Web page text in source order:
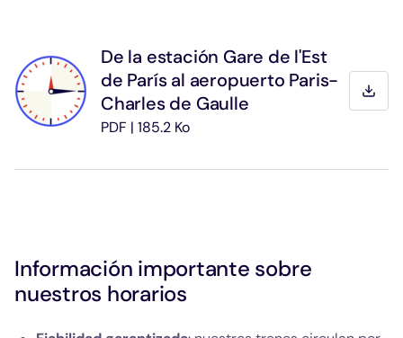
De la estación Gare de l'Est
de París al aeropuerto Paris-
Charles de Gaulle
PDF | 185.2 Ko
Información importante sobre
nuestros horarios